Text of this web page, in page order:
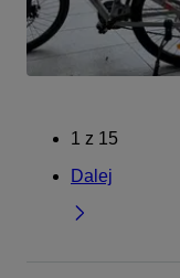
1 z 15
Dalej